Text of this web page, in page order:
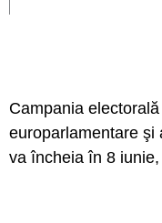
Campania
europarlamentare şi
va încheia în 8